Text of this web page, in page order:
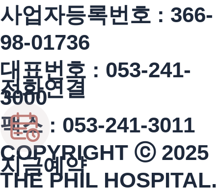
전화연결
지금예약
사업자등록번호 : 366-
98-01736
대표번호 : 053-241-
3000
팩스 : 053-241-3011
COPYRIGHT ⓒ 2025
THE PHIL HOSPITAL.